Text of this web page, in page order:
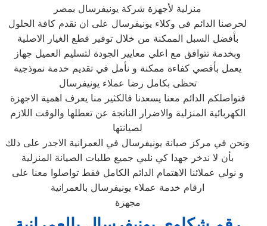
منزلية لأجهزة شركة يونيفرسال بمصر
لحرصنا الدائم في وكلاء يونيفرسال على ان نقدم كافة الحلول
بأفضل السبل الممكنة من خلال توفير قطع الغيار الاصلية
وبخدمة تتوافق مع اعلي معايير الجودة لتسليم العميل جهاز
يعمل بأقصي كفاءة ممكنة و نأمل في تقديم خدمة نموذجية
تحظى بكامل رضا عملاء يونيفرسال
فتواصلكم الدائم معنا يسعدنا فالكثير منا يعرف اهمية الاجهزة
الكهربائية المنزلية والاضرار الناتجة عن تعطلها والوقت اللازم
لصيانتها
ونحن في مركز صيانة يونيفرسال في العمرانية الاجدر على ذلك
بأن لا ندخر جهدا كي نلبي جميع طلبات الصيانة المنزلية
و نولي عملائنا الاهتمام الدائم الكامل فقط تواصلوا معنا على
ارقام خدمة عملاء يونيفرسال بالعمرانية
مجهزة